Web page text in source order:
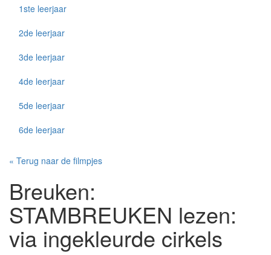
Filmpjes
navigatie
1ste leerjaar
2de leerjaar
3de leerjaar
4de leerjaar
5de leerjaar
6de leerjaar
« Terug naar de filmpjes
Breuken:
STAMBREUKEN lezen:
via ingekleurde cirkels